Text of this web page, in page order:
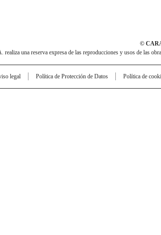
©
una reserva expresa de las reproducciones y usos de las
legal Política de Protección de Datos Política de